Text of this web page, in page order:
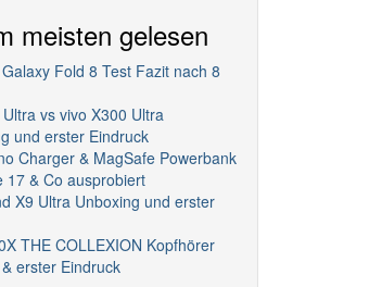
meisten gelesen
Fold 8 Test Fazit nach 8
vs vivo X300 Ultra
und erster Eindruck
Charger & MagSafe Powerbank
17 & Co ausprobiert
X9 Ultra Unboxing und erster
THE COLLEXION Kopfhörer
erster Eindruck